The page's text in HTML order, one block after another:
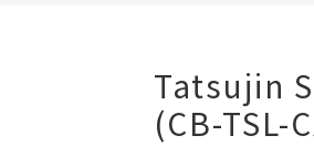
Tatsujin
(CB-TSL-